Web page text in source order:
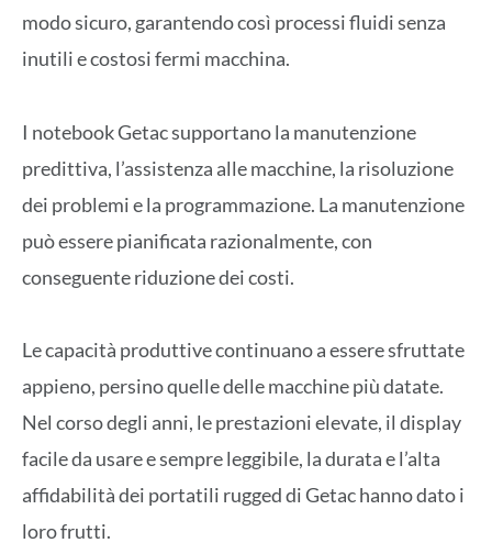
modo sicuro, garantendo così processi fluidi senza
inutili e costosi fermi macchina.
I notebook Getac supportano la manutenzione
predittiva, l’assistenza alle macchine, la risoluzione
dei problemi e la programmazione. La manutenzione
può essere pianificata razionalmente, con
conseguente riduzione dei costi.
Le capacità produttive continuano a essere sfruttate
appieno, persino quelle delle macchine più datate.
Nel corso degli anni, le prestazioni elevate, il display
facile da usare e sempre leggibile, la durata e l’alta
affidabilità dei portatili rugged di Getac hanno dato i
loro frutti.